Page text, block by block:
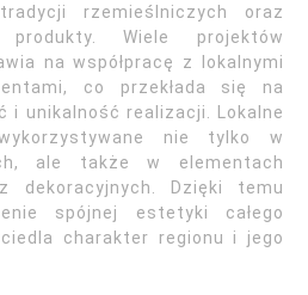
rzemieślniczych oraz
produkty. Wiele projektów
na współpracę z lokalnymi
co przekłada się na
i unikalność realizacji. Lokalne
nie tylko w
ale także w elementach
dekoracyjnych. Dzięki temu
spójnej estetyki całego
charakter regionu i jego